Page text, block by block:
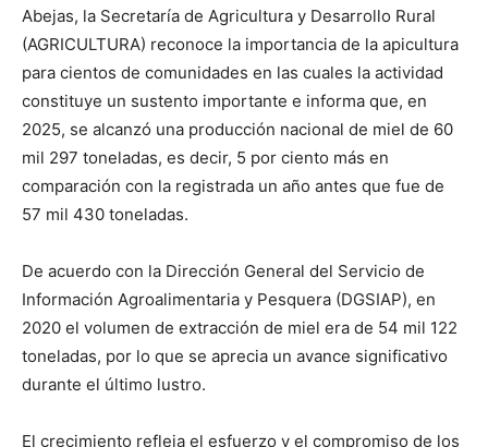
Abejas, la Secretaría de Agricultura y Desarrollo Rural
(AGRICULTURA) reconoce la importancia de la apicultura
para cientos de comunidades en las cuales la actividad
constituye un sustento importante e informa que, en
2025, se alcanzó una producción nacional de miel de 60
mil 297 toneladas, es decir, 5 por ciento más en
comparación con la registrada un año antes que fue de
57 mil 430 toneladas.
De acuerdo con la Dirección General del Servicio de
Información Agroalimentaria y Pesquera (DGSIAP), en
2020 el volumen de extracción de miel era de 54 mil 122
toneladas, por lo que se aprecia un avance significativo
durante el último lustro.
El crecimiento refleja el esfuerzo y el compromiso de los